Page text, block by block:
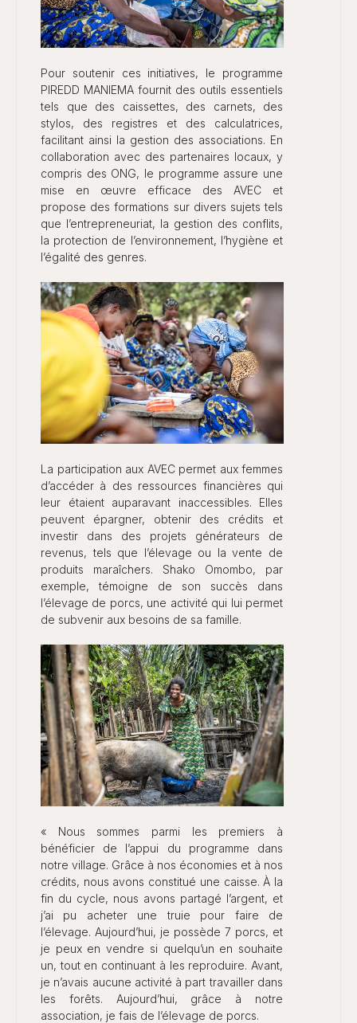
Pour soutenir ces initiatives, le programme
PIREDD MANIEMA fournit des outils essentiels
tels que des caissettes, des carnets, des
stylos, des registres et des calculatrices,
facilitant ainsi la gestion des associations. En
collaboration avec des partenaires locaux, y
compris des ONG, le programme assure une
mise en œuvre efficace des AVEC et
propose des formations sur divers sujets tels
que l’entrepreneuriat, la gestion des conflits,
la protection de l’environnement, l’hygiène et
l’égalité des genres.
La participation aux AVEC permet aux femmes
d’accéder à des ressources financières qui
leur étaient auparavant inaccessibles. Elles
peuvent épargner, obtenir des crédits et
investir dans des projets générateurs de
revenus, tels que l’élevage ou la vente de
produits maraîchers. Shako Omombo, par
exemple, témoigne de son succès dans
l’élevage de porcs, une activité qui lui permet
de subvenir aux besoins de sa famille.
« Nous sommes parmi les premiers à
bénéficier de l’appui du programme dans
notre village. Grâce à nos économies et à nos
crédits, nous avons constitué une caisse. À la
fin du cycle, nous avons partagé l’argent, et
j’ai pu acheter une truie pour faire de
l’élevage. Aujourd’hui, je possède 7 porcs, et
je peux en vendre si quelqu’un en souhaite
un, tout en continuant à les reproduire. Avant,
je n’avais aucune activité à part travailler dans
les forêts. Aujourd’hui, grâce à notre
association, je fais de l’élevage de porcs.